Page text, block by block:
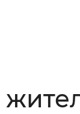
Большой